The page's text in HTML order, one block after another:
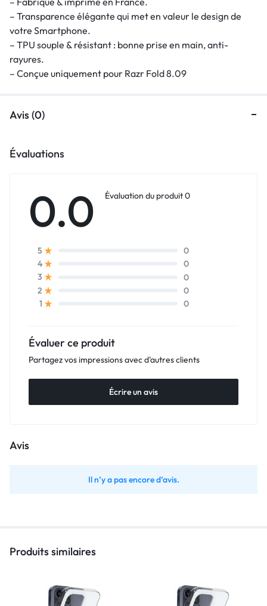
– Transparence élégante qui met en valeur le design de
votre Smartphone.
– TPU souple & résistant : bonne prise en main, anti-
rayures.
– Conçue uniquement pour Razr Fold 8.09
Avis (0)
Évaluations
0.0 Évaluation du produit 0
5
0
4
0
3
0
2
0
1
0
Évaluer ce produit
Partagez vos impressions avec d'autres clients
Écrire un avis
Avis
Il n’y a pas encore d’avis.
Produits similaires